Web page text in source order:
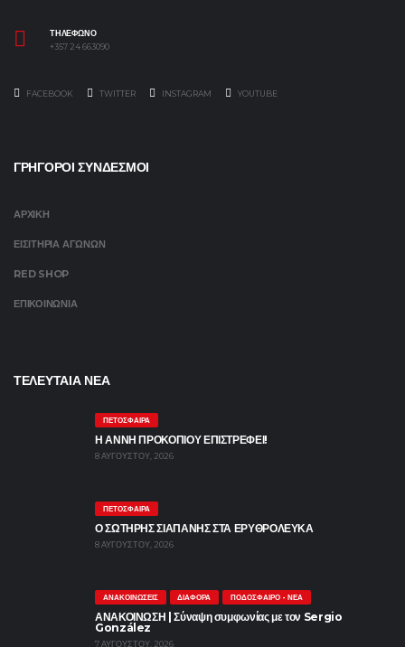
ΤΗΛΕΦΩΝΟ
+357 24 663090
FACEBOOK TWITTER INSTAGRAM YOUTUBE
ΓΡΗΓΟΡΟΙ ΣΥΝΔΕΣΜΟΙ
ΑΡΧΙΚΗ
ΕΙΣΙΤΗΡΙΑ ΑΓΩΝΩΝ
RED SHOP
ΕΠΙΚΟΙΝΩΝΙΑ
ΤΕΛΕΥΤΑΙΑ ΝΕΑ
ΠΕΤΌΣΦΑΙΡΑ
Η ΑΝΝΗ ΠΡΟΚΟΠΙΟΥ ΕΠΙΣΤΡΕΦΕΙ!
8 ΑΥΓΟΎΣΤΟΥ, 2026
ΠΕΤΌΣΦΑΙΡΑ
Ο ΣΩΤΗΡΗΣ ΣΙΑΠΑΝΗΣ ΣΤΑ ΕΡΥΘΡΟΛΕΥΚΑ
8 ΑΥΓΟΎΣΤΟΥ, 2026
ΑΝΑΚΟΙΝΏΣΕΙΣ ΔΙΆΦΟΡΑ ΠΟΔΌΣΦΑΙΡΟ - ΝΈΑ
ΑΝΑΚΟΙΝΩΣΗ | Σύναψη συμφωνίας με τον Sergio
González
7 ΑΥΓΟΎΣΤΟΥ, 2026